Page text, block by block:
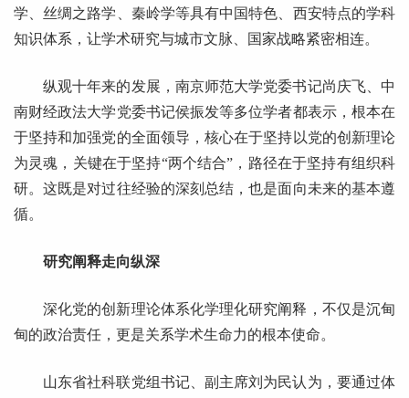
学、丝绸之路学、秦岭学等具有中国特色、西安特点的学科
知识体系，让学术研究与城市文脉、国家战略紧密相连。
纵观十年来的发展，南京师范大学党委书记尚庆飞、中
南财经政法大学党委书记侯振发等多位学者都表示，根本在
于坚持和加强党的全面领导，核心在于坚持以党的创新理论
为灵魂，关键在于坚持“两个结合”，路径在于坚持有组织科
研。这既是对过往经验的深刻总结，也是面向未来的基本遵
循。
研究阐释走向纵深
深化党的创新理论体系化学理化研究阐释，不仅是沉甸
甸的政治责任，更是关系学术生命力的根本使命。
山东省社科联党组书记、副主席刘为民认为，要通过体